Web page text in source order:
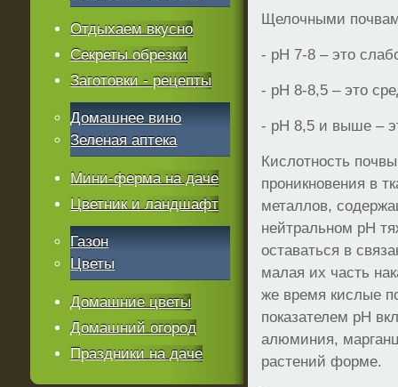
Щелочными
- рН 7-8 – это
- рН 8-8,5 – это
- рН 8,5 и выше –
Кислотность
проникновения в
металлов,
нейтральном рН
оставаться в
малая их часть
же время кислые
показателем рН
алюминия,
растений форме.
Отдыхаем вкусно
Секреты обрезки
Заготовки - рецепты
Домашнее вино
Зеленая аптека
Мини-ферма на даче
Цветник и ландшафт
Газон
Цветы
Домашние цветы
Домашний огород
Праздники на даче